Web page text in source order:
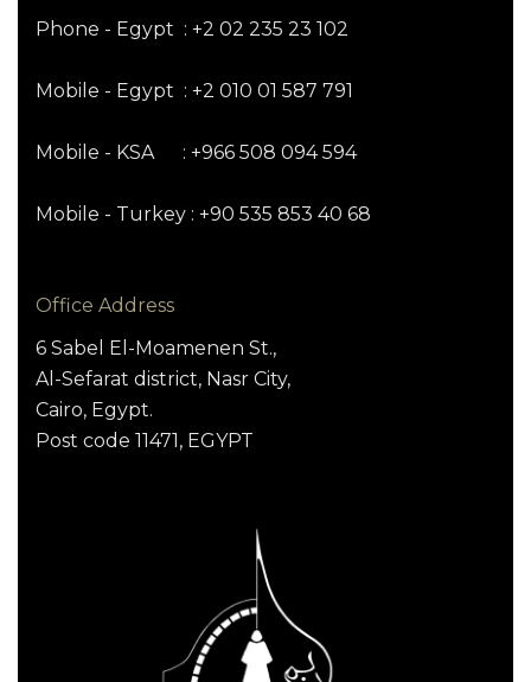
Phone - Egypt : +2 02 235 23 102
Mobile - Egypt : +2 010 01 587 791
Mobile - KSA : +966 508 094 594
Mobile - Turkey : +90 535 853 40 68
Office Address
6 Sabel El-Moamenen St.,
Al-Sefarat district, Nasr City,
Cairo, Egypt.
Post code 11471, EGYPT